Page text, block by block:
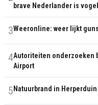
brave Nederlander is
3Weeronline: weer lijkt
4Autoriteiten onderzoeken
Airport
5 Natuurbrand in